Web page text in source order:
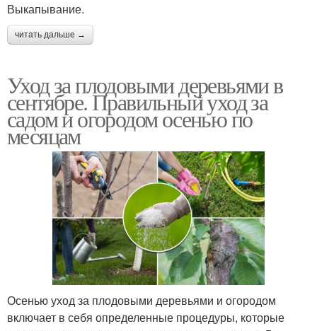
Выкапывание.
читать дальше →
Уход за плодовыми деревьями в
сентябре. Правильный уход за
садом и огородом осенью по
месяцам
Осенью уход за плодовыми деревьями и огородом
включает в себя определенные процедуры, которые